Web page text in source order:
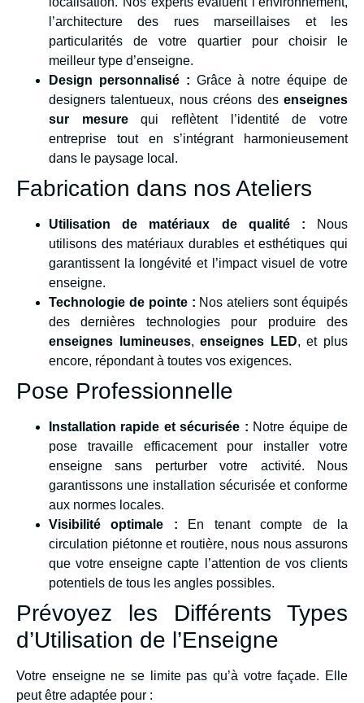
l’architecture des rues marseillaises et les
particularités de votre quartier pour choisir le
meilleur type d’enseigne.
Design personnalisé : Grâce à notre équipe de
designers talentueux, nous créons des enseignes
sur mesurequi reflètent l’identité de votre
entreprise tout en s’intégrant harmonieusement
dans le paysage local.
Fabrication dans nos Ateliers
Utilisation de matériaux de qualité : Nous
utilisons des matériaux durables et esthétiques qui
garantissent la longévité et l’impact visuel de votre
enseigne.
Technologie de pointe : Nos ateliers sont équipés
des dernières technologies pour produire des
enseignes lumineuses,enseignes LED, et plus
encore, répondant à toutes vos exigences.
Pose Professionnelle
Installation rapide et sécurisée : Notre équipe de
pose travaille efficacement pour installer votre
enseigne sans perturber votre activité. Nous
garantissons une installation sécurisée et conforme
aux normes locales.
Visibilité optimale : En tenant compte de la
circulation piétonne et routière, nous nous assurons
que votre enseigne capte l’attention de vos clients
potentiels de tous les angles possibles.
Prévoyez les Différents Types
d’Utilisation de l’Enseigne
Votre enseigne ne se limite pas qu’à votre façade. Elle
peut être adaptée pour :